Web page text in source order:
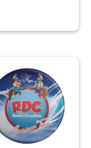
de
prix :
€1.30
à
€4.50
produit
a
plusieurs
variations.